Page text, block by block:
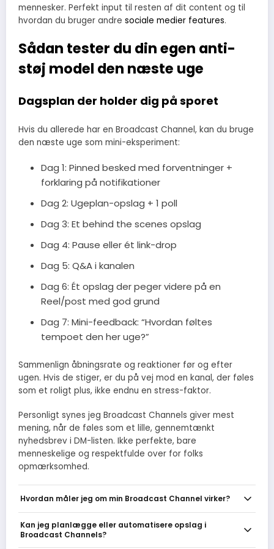
mennesker. Perfekt input til resten af dit content og til
hvordan du bruger andre sociale medier features.
Sådan tester du din egen anti-
støj model den næste uge
Dagsplan der holder dig på sporet
Hvis du allerede har en Broadcast Channel, kan du bruge
den næste uge som mini-eksperiment:
Dag 1: Pinned besked med forventninger +
forklaring på notifikationer
Dag 2: Ugeplan-opslag + 1 poll
Dag 3: Et behind the scenes opslag
Dag 4: Pause eller ét link-drop
Dag 5: Q&A i kanalen
Dag 6: Ét opslag der peger videre på en
Reel/post med god grund
Dag 7: Mini-feedback: “Hvordan føltes
tempoet den her uge?”
Sammenlign åbningsrate og reaktioner før og efter
ugen. Hvis de stiger, er du på vej mod en kanal, der føles
som et roligt plus, ikke endnu en stress-faktor.
Personligt synes jeg Broadcast Channels giver mest
mening, når de føles som et lille, gennemtænkt
nyhedsbrev i DM-listen. Ikke perfekte, bare
menneskelige og respektfulde over for folks
opmærksomhed.
Hvordan måler jeg om min Broadcast Channel virker?
tilvækst eller frafald af abonnenter over tid. Brug UTM-links eller
Kan jeg planlægge eller automatisere opslag i
Broadcast Channels?